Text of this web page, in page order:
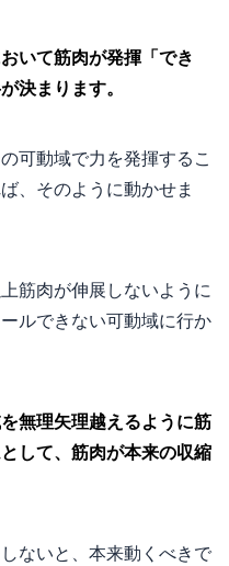
いて筋肉が発揮「でき
決まります。
可動域で力を発揮するこ
、そのように動かせま
筋肉が伸展しないように
ルできない可動域に行か
無理矢理越えるように筋
して、筋肉が本来の収縮
ないと、本来動くべきで